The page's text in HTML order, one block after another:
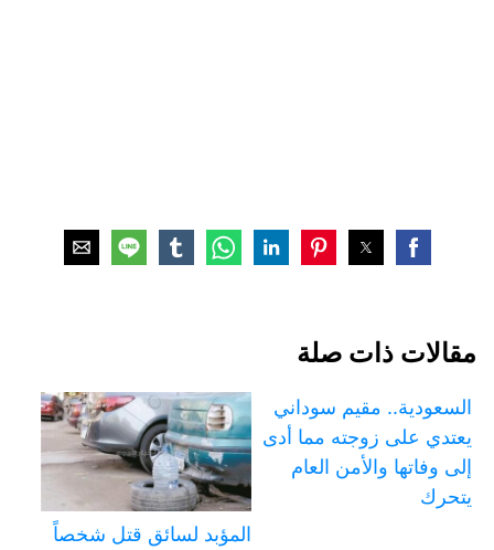
مقالات ذات صلة
السعودية.. مقيم سوداني
يعتدي على زوجته مما أدى
إلى وفاتها والأمن العام
يتحرك
المؤبد لسائق قتل شخصاً